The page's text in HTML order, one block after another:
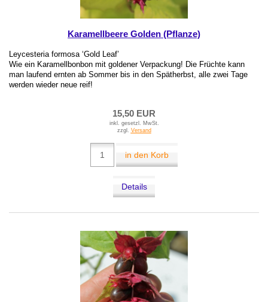
Karamellbeere Golden (Pflanze)
Leycesteria formosa ‘Gold Leaf’
Wie ein Karamellbonbon mit goldener Verpackung! Die Früchte kann
man laufend ernten ab Sommer bis in den Spätherbst, alle zwei Tage
werden wieder neue reif!
15,50 EUR
inkl. gesetzl. MwSt.
zzgl. Versand
in den Korb
Details